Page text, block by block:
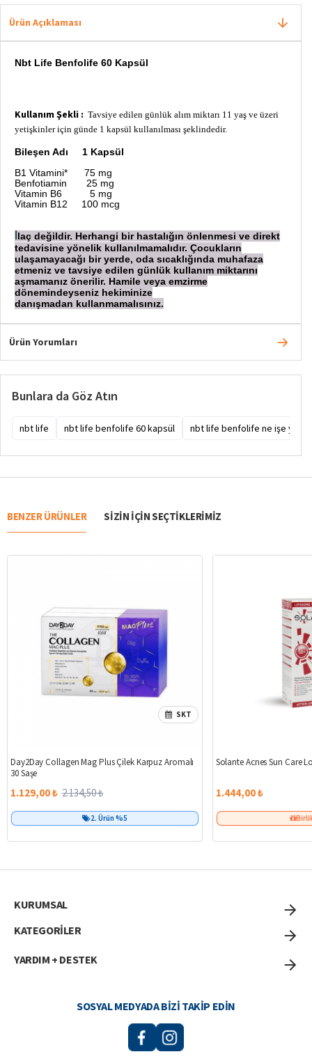
Ürün Açıklaması
Nbt Life Benfolife 60 Kapsül
Kullanım Şekli : Tavsiye edilen günlük alım miktarı 11 yaş ve üzeri
yetişkinler için günde 1 kapsül kullanılması şeklindedir.
Bileşen Adı 1 Kapsül
B1 Vitamini* 75 mg
Benfotiamin 25 mg
Vitamin B6 5 mg
Vitamin B12 100 mcg
İlaç değildir. Herhangi bir hastalığın önlenmesi ve direkt
tedavisine yönelik kullanılmamalıdır. Çocukların
ulaşamayacağı bir yerde, oda sıcaklığında muhafaza
etmeniz ve tavsiye edilen günlük kullanım miktarını
aşmamanız önerilir. Hamile veya emzirme
dönemindeyseniz hekiminize
danışmadan kullanmamalısınız.
Ürün Yorumları
Bunlara da Göz Atın
nbt life nbt life benfolife 60 kapsül nbt life benfolife ne işe yarar
BENZER ÜRÜNLER SIZIN IÇIN SEÇTIKLERIMIZ
%47
SKT
Day2Day Collagen Mag Plus Çilek Karpuz Aromalı
30 Saşe
1.129,00 ₺ 2.134,50 ₺
2. Ürün %5
Solante Acnes Sun Care
1.444,00 ₺
KURUMSAL
KATEGORİLER
YARDIM + DESTEK
SOSYAL MEDYADA BIZI TAKIP EDIN